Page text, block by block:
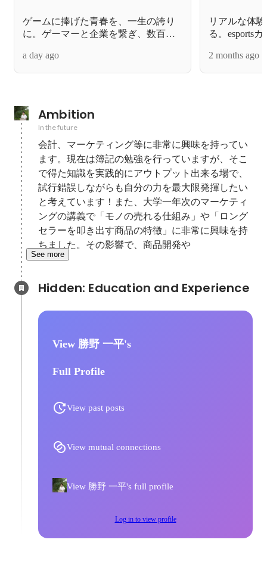
ゲームに捧げた青春を、一生の誇り
に。ゲーマーと企業を繋ぎ、数百億
戦。
a day ago
リアルな体
る。esports
ターの飽く
2 months ago
Ambition
In the future
会計、マーケティング等に非常に興味を持ってい
ます。現在は簿記の勉強を行っていますが、そこ
で得た知識を実践的にアウトプット出来る場で、
試行錯誤しながらも自分の力を最大限発揮したい
と考えています！また、大学一年次のマーケティ
ングの講義で「モノの売れる仕組み」や「ロング
セラーを叩き出す商品の特徴」に非常に興味を持
ちました。その影響で、商品開発や
See more
View 勝野 一平's
Full Profile
View past posts
View mutual connections
View 勝野 一平's full profile
Log in to view profile